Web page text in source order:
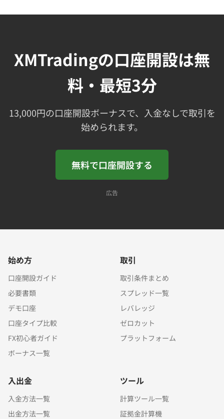
XMTradingの口座開設は無
料・最短3分
13,000円の口座開設ボーナスで、入金なしで取引を
始められます。
無料で口座開設する
広告
始め方
口座開設ガイド
必要書類
デモ口座
口座タイプ比較
FX初心者ガイド
ボーナス一覧
取引
取引条件まとめ
スプレッド一覧
レバレッジ
ゼロカット
プラットフォーム
入出金
入金方法一覧
出金方法一覧
ツール
計算ツール一覧
証拠金計算機